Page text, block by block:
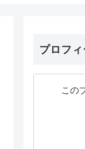
プロフ
この